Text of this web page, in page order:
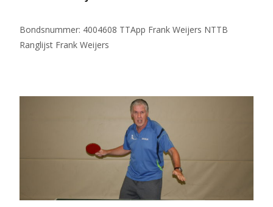
Bondsnummer: 4004608 TTApp Frank Weijers NTTB
Ranglijst Frank Weijers